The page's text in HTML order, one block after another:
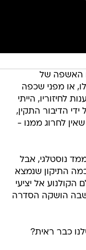
האשפה של
או מפני שכפה
לחיזוריו, הייתי
הדיבור התקין,
לחרוג ממנו -
נוסטלגי, אבל
התיקון שנמצא
הקולנוע אל יציעי
הושקה הסדרה
כבר ראית?